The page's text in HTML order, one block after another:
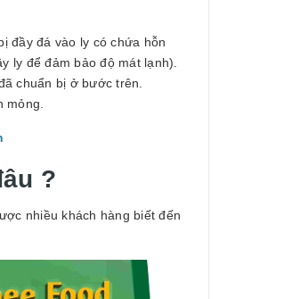
đầy đá vào ly có chứa hỗn
ly để đảm bảo độ mát lạnh).
chuẩn bị ở bước trên.
?
nhiều khách hàng biết đến